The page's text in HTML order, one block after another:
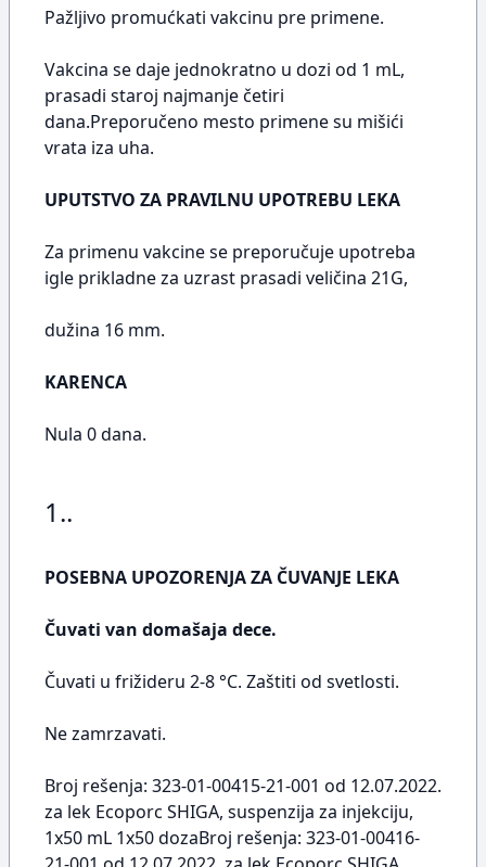
Pažljivo promućkati vakcinu pre primene.
Vakcina se daje jednokratno u dozi od 1 mL,
prasadi staroj najmanje četiri
dana.Preporučeno mesto primene su mišići
vrata iza uha.
UPUTSTVO ZA PRAVILNU UPOTREBU LEKA
Za primenu vakcine se preporučuje upotreba
igle prikladne za uzrast prasadi veličina 21G,
dužina 16 mm.
KARENCA
Nula 0 dana.
1..
POSEBNA UPOZORENJA ZA ČUVANJE LEKA
Čuvati van domašaja dece.
Čuvati u frižideru 2-8 °C. Zaštiti od svetlosti.
Ne zamrzavati.
Broj rešenja: 323-01-00415-21-001 od 12.07.2022.
za lek Ecoporc SHIGA, suspenzija za injekciju,
1x50 mL 1x50 dozaBroj rešenja: 323-01-00416-